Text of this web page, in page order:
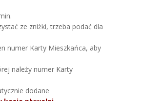
ze zniżki, trzeba podać dla
numer Karty Mieszkańca, aby
należy numer Karty
dodane